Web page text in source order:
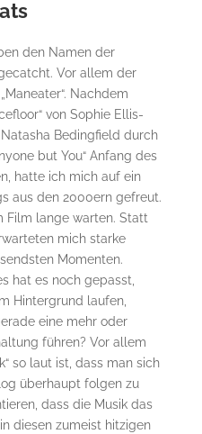
den Namen der
Vor allem der
Nachdem
von Sophie Ellis-
Bedingfield durch
but You“ Anfang des
hatte ich mich auf ein
aus den 2000ern gefreut.
Film lange warten. Statt
mich starke
Momenten.
hat es noch gepasst,
Hintergrund laufen,
eine mehr oder
führen? Vor allem
so laut ist, dass man sich
überhaupt folgen zu
dass die Musik das
diesen zumeist hitzigen